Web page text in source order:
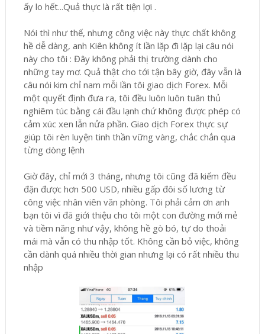
ấy lo hết...Quả thực là rất tiện lợi .
Nói thì như thế, nhưng công việc này thực chất không
hề dễ dàng, anh Kiên không ít lần lặp đi lặp lại câu nói
này cho tôi : Đây không phải thị trường dành cho
những tay mơ. Quả thật cho tới tận bây giờ, đây vẫn là
câu nói kim chỉ nam mỗi lần tôi giao dịch Forex. Mỗi
một quyết định đưa ra, tôi đều luôn luôn tuân thủ
nghiêm túc bằng cái đầu lạnh chứ không được phép có
cảm xúc xen lẫn nửa phần. Giao dịch Forex thực sự
giúp tôi rèn luyện tinh thần vững vàng, chắc chắn qua
từng dòng lệnh
Giờ đây, chỉ mới 3 tháng, nhưng tôi cũng đã kiếm đều
đặn được hơn 500 USD, nhiều gấp đôi số lương từ
công việc nhân viên văn phòng. Tôi phải cảm ơn anh
bạn tôi vì đã giới thiệu cho tôi một con đường mới mẻ
và tiềm năng như vậy, không hề gò bó, tự do thoải
mái mà vẫn có thu nhập tốt. Không cần bỏ việc, không
cần dành quá nhiều thời gian nhưng lại có rất nhiều thu
nhập